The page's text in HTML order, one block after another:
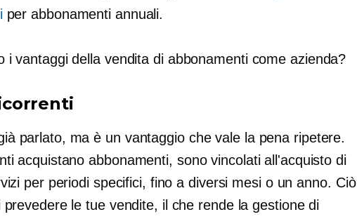
per abbonamenti annuali.
i vantaggi della vendita di abbonamenti come azienda?
parlato, ma è un vantaggio che vale la pena ripetere.
acquistano abbonamenti, sono vincolati all'acquisto di
per periodi specifici, fino a diversi mesi o un anno. Ciò
le tue vendite, il che rende la gestione di